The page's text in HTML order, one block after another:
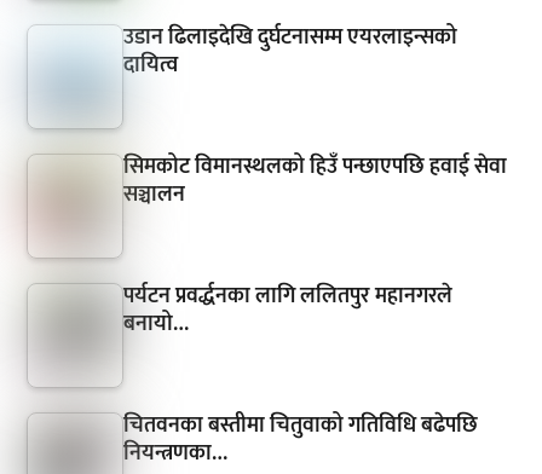
उडान ढिलाइदेखि दुर्घटनासम्म एयरलाइन्सको
दायित्व
सिमकोट विमानस्थलको हिउँ पन्छाएपछि हवाई सेवा
सञ्चालन
पर्यटन प्रवर्द्धनका लागि ललितपुर महानगरले
बनायो…
चितवनका बस्तीमा चितुवाको गतिविधि बढेपछि
नियन्त्रणका…